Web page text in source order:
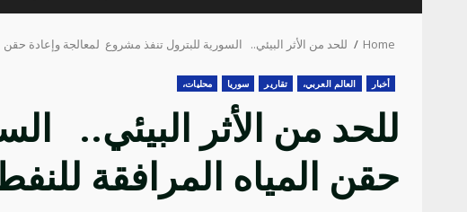
Home للحد من الأثر البيئي.. السورية للبترول تنفذ مشروع لمعالجة وإعادة حقن
أخبار العالم العربي، تقارير سوريا محليات،
للحد من الأثر البيئي..
حقن المياه المرافقة